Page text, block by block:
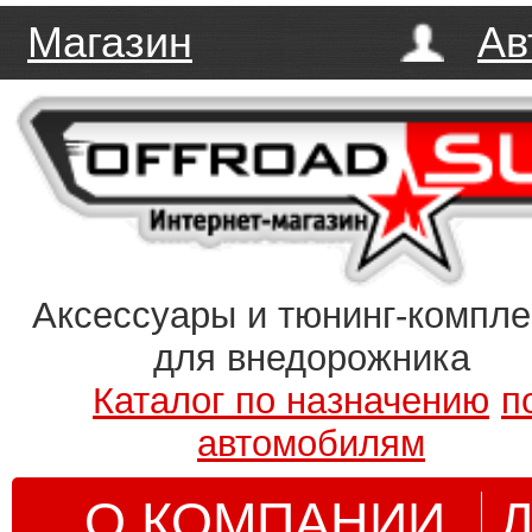
Магазин
Аксессуары и тюнинг-
для внедорожника
Каталог по назначению
автомобилям